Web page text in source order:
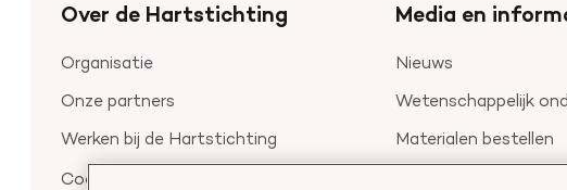
Over de Hartstichting
Organisatie
Onze partners
Werken bij de Hartstichting
Cookie-instellingen
Media en
Nieuws
Wetenschappelijk
Materialen bestellen